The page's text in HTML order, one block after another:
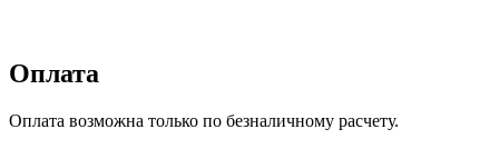
Оплата
Оплата возможна только по безналичному расчету.